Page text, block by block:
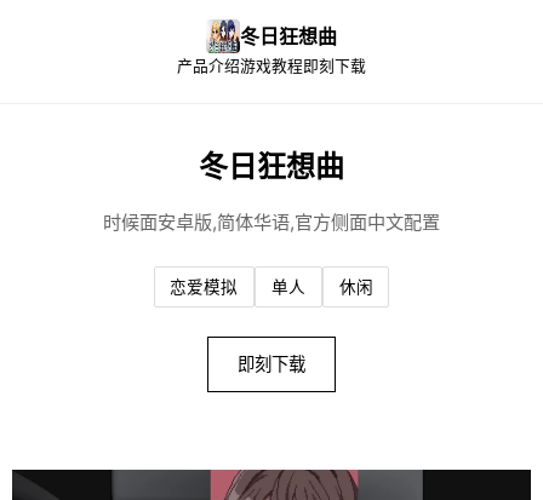
冬日狂想曲
产品介绍游戏教程 即刻下载
冬日狂想曲
时候面安卓版,简体华语,官方侧面中文配置
恋爱模拟 单人 休闲
即刻下载